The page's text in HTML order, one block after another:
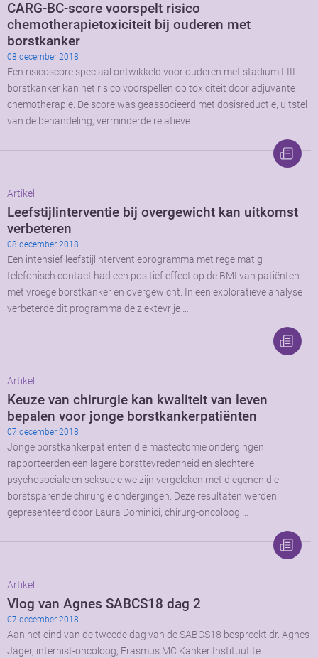
CARG-BC-score voorspelt risico
chemotherapietoxiciteit bij ouderen met
borstkanker
08 december 2018
Een risicoscore speciaal ontwikkeld voor ouderen met stadium I-III-
borstkanker kan het risico voorspellen op toxiciteit door adjuvante
chemotherapie. De score was geassocieerd met dosisreductie, uitstel
van de behandeling, verminderde relatieve …
Artikel
Leefstijlinterventie bij overgewicht kan uitkomst
verbeteren
08 december 2018
Een intensief leefstijlinterventieprogramma met regelmatig
telefonisch contact had een positief effect op de BMI van patiënten
met vroege borstkanker en overgewicht. In een exploratieve analyse
verbeterde dit programma de ziektevrije …
Artikel
Keuze van chirurgie kan kwaliteit van leven
bepalen voor jonge borstkankerpatiënten
07 december 2018
Jonge borstkankerpatiënten die mastectomie ondergingen
rapporteerden een lagere borsttevredenheid en slechtere
psychosociale en seksuele welzijn vergeleken met diegenen die
borstsparende chirurgie ondergingen. Deze resultaten werden
gepresenteerd door Laura Dominici, chirurg-oncoloog …
Artikel
Vlog van Agnes SABCS18 dag 2
07 december 2018
Aan het eind van de tweede dag van de SABCS18 bespreekt dr. Agnes
Jager, internist-oncoloog, Erasmus MC Kanker Instituut te